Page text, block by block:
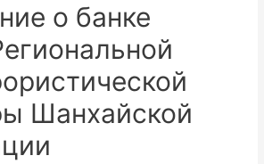
о банке
Шанхайской